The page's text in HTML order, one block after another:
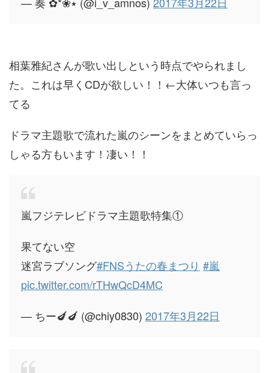
相葉雅紀さんが歌い出しという時点でやられまし
た。これは早くCDが欲しい！！←大体いつも言っ
てる
ドラマ主題歌で流れた嵐のシーンをまとめていらっ
しゃる方もいます！凄い！！
嵐フジテレビドラマ主題歌特集①
果てない空
迷宮ラブソング#FNSうたの春まつり #嵐
pic.twitter.com/rTHwQcD4MC
— ちー🍆🍆 (@chiy0830) 2017年3月22日